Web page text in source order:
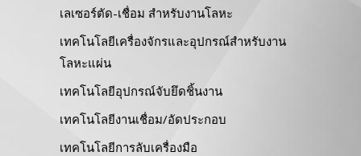
เลเซอร์ตัด-เชื่อม สำหรับงานโลหะ
เทคโนโลยีเครื่องจักรและอุปกรณ์สำหรับงาน
โลหะแผ่น
เทคโนโลยีอุปกรณ์จับยึดชิ้นงาน
เทคโนโลยีงานเชื่อม/อัดประกอบ
เทคโนโลยีการลับเครื่องมือ